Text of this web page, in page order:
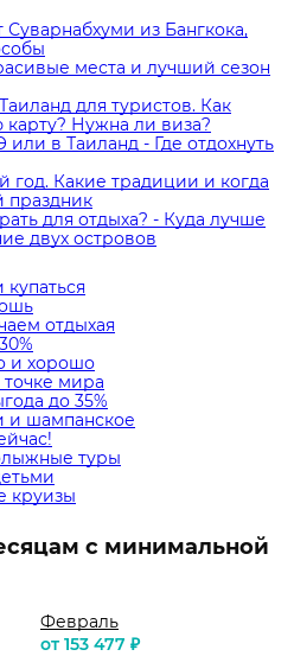
Суварнабхуми из Бангкока,
места и лучший сезон
для туристов. Как
Нужна ли виза?
в Таиланд - Где отдохнуть
год. Какие традиции и когда
праздник
для отдыха? - Куда лучше
двух островов
купаться
отдыхая
и хорошо
мира
до 35%
и шампанское
туры
круизы
с минимальной
Февраль
от 153 477 ₽